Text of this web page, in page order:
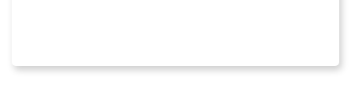
GYÖNGYÖS